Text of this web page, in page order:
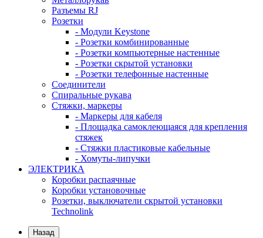
Разъемы RJ
Розетки
- Модули Keystone
- Розетки комбинированные
- Розетки компьютерные настенные
- Розетки скрытой установки
- Розетки телефонные настенные
Соединители
Спиральные рукава
Стяжки, маркеры
- Маркеры для кабеля
- Площадка самоклеющаяся для крепления
стяжек
- Стяжки пластиковые кабельные
- Хомуты-липучки
ЭЛЕКТРИКА
Коробки распаячные
Коробки установочные
Розетки, выключатели скрытой установки
Technolink
Назад